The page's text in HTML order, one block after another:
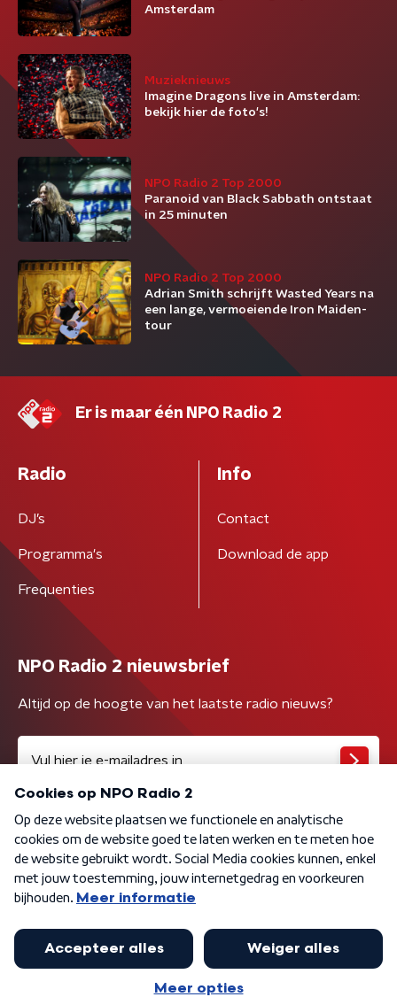
Amsterdam
Muzieknieuws
Imagine Dragons live in Amsterdam:
bekijk hier de foto's!
NPO Radio 2 Top 2000
Paranoid van Black Sabbath ontstaat
in 25 minuten
NPO Radio 2 Top 2000
Adrian Smith schrijft Wasted Years na
een lange, vermoeiende Iron Maiden-
tour
Er is maar één NPO Radio 2
Radio
DJ’s
Programma's
Frequenties
Info
Contact
Download de app
NPO Radio 2 nieuwsbrief
Altijd op de hoogte van het laatste radio nieuws?
Algemene voorwaarden